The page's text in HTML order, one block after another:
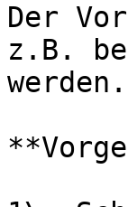
Der
z.B.
werden.